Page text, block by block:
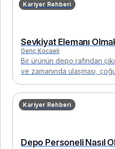
Kariyer Rehberi
Sevkiyat Elemanı
Genç Kocaeli
Bir ürünün depo rafından
ve zamanında ulaşması,
Kariyer Rehberi
Depo Personeli Nasıl